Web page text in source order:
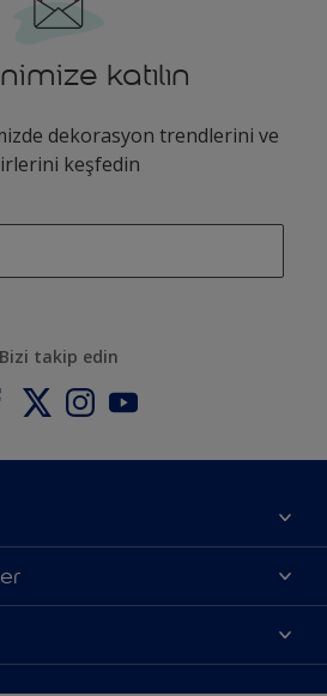
katılın
dekorasyon trendlerini ve
keşfedin
Bizi takip edin